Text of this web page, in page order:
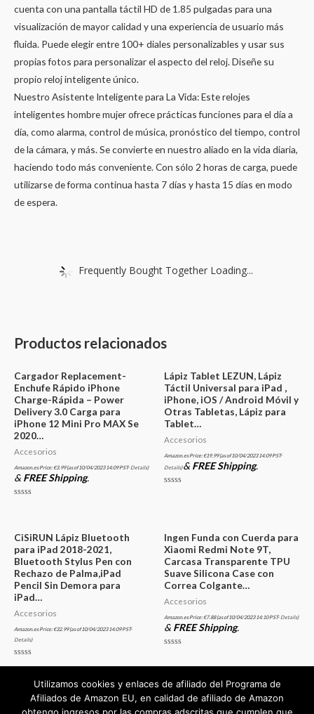
cuenta con una pantalla táctil HD de 1.85 pulgadas para una
visualización de mayor calidad y una experiencia de usuario más
fluida. Puede elegir entre 100+ diales personalizables y usar sus
propias fotos para personalizar el aspecto del reloj. Diseñe su
propio reloj inteligente único.
Nuestro Asistente Inteligente para La Vida: Este relojes
inteligentes hombre mujer ofrece prácticas funciones para el día a
día, como alarma, control de música, pronóstico del tiempo, control
de la cámara, y más. Se convierte en nuestro aliado en la vida diaria,
haciendo todo más conveniente. Con sólo 2 horas de carga, puede
utilizarse de forma continua hasta 7 días y hasta 15 días en modo
de espera.
Frequently Bought Together Loading...
Productos relacionados
Cargador Replacement-
Enchufe Rápido iPhone
Charge-Rápida – Power
Delivery 3.0 Carga para
iPhone 12 Mini Pro MAX Se
2020…
Accesorios
Amazon.es Price:€3.99(as of 10/04/2023 14:09 PST- Details)
& FREE Shipping.
5
Lápiz Tablet LEZUN, Lápiz
Táctil Universal para iPad ,
iPhone, iOS / Android Móvil y
Otras Tabletas, Lápiz para
Tablet…
Accesorios
Amazon.es Price:€19.99(as of 10/04/2023 14:09 PST-
Details)& FREE Shipping.
CiSiRUN Lápiz Bluetooth
para iPad 2018-2021,
Bluetooth Stylus Pen con
Rechazo de Palma,iPad
Pencil Sin Demora para
iPad…
Accesorios
Amazon.es Price:€32.99(as of 10/04/2023 14:09 PST-
Details)
Valorado
Ingen Funda con Cuerda para
Xiaomi Redmi Note 9T,
Carcasa Transparente TPU
Suave Silicona Case con
Correa Colgante…
Accesorios
Amazon.es Price:€7.88(as of 10/04/2023 14:10 PST-Details)
& FREE Shipping.
0
5
Utilizamos cookies y enlaces de afiliado del Programa de
Afiliados de Amazon EU, en calidad de afiliado de Amazon